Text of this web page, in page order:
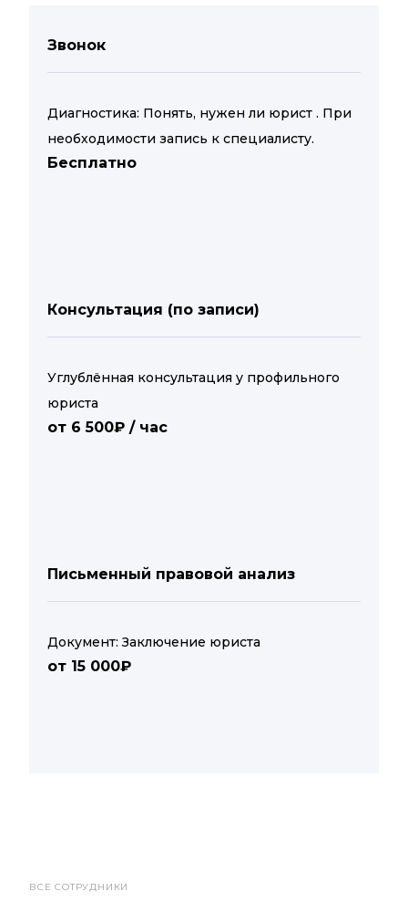
Звонок
Диагностика: Понять, нужен ли юрист . При
необходимости запись к специалисту.
Бесплатно
Консультация (по записи)
Углублённая консультация у профильного
юриста
от 6 500₽ / час
Письменный правовой анализ
Документ: Заключение юриста
от 15 000₽
ВСЕ СОТРУДНИКИ